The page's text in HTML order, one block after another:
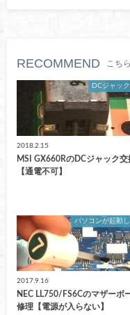
RECOMMEND こち
DCジャッ
2018.2.15
MSI GX660RのDCジャック交
【通電不可】
パソコンが起動
2017.9.16
NEC LL750/FS6Cのマザーボ
修理【電源が入らない】